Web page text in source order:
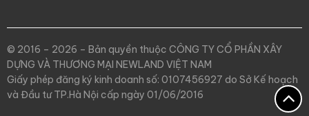
© 2016 – 2026 – Bản quyền thuộc CÔNG TY CỔ PHẦN XÂY
DỰNG VÀ THƯƠNG MẠI NEWLAND VIỆT NAM
Giấy phép đăng ký kinh doanh số: 0107456927 do Sở Kế hoạch
và Đầu tư TP.Hà Nội cấp ngày 01/06/2016